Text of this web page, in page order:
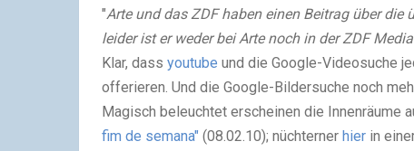
"Arte und das ZDF haben einen Beitrag über
leider ist er weder bei Arte noch in der ZDF
Klar, dass youtube und die Google-Videosuche
offerieren. Und die Google-Bildersuche noch
Magisch beleuchtet erscheinen die Innenräume
fim de semana" (08.02.10); nüchterner hier in